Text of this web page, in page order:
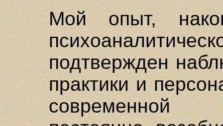
Мой опыт,
подтвержден
практики и
современной